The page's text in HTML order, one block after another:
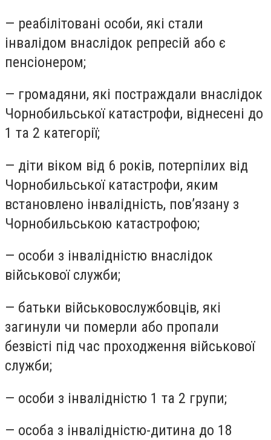
— реабілітовані особи, які стали
інвалідом внаслідок репресій або є
пенсіонером;
— громадяни, які постраждали внаслідок
Чорнобильської катастрофи, віднесені до
1 та 2 категорії;
— діти віком від 6 років, потерпілих від
Чорнобильської катастрофи, яким
встановлено інвалідність, пов’язану з
Чорнобильською катастрофою;
— особи з інвалідністю внаслідок
військової служби;
— батьки військовослужбовців, які
загинули чи померли або пропали
безвісті під час проходження військової
служби;
— особи з інвалідністю 1 та 2 групи;
— особа з інвалідністю-дитина до 18